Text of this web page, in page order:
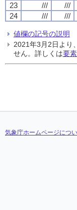
23
/// ///
24
/// ///
値欄の記号の説明
2021年3月2日より
せん。詳しくは要
気象庁ホームページにつ